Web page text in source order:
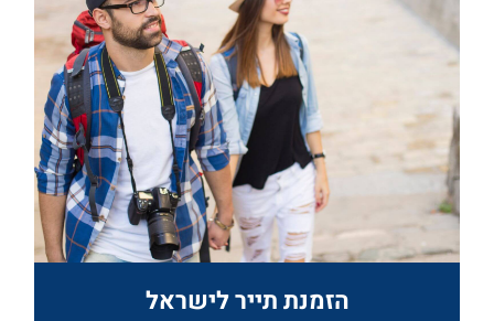
הזמנת תייר לישראל